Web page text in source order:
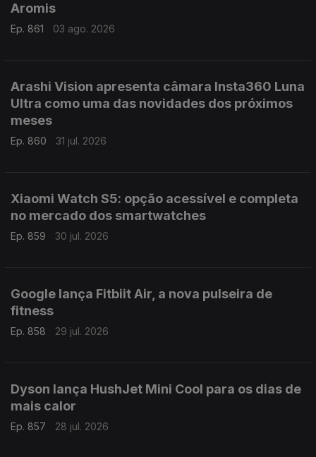
Aromis
Ep. 861 03 ago. 2026
Arashi Vision apresenta câmara Insta360 Luna
Ultra como uma das novidades dos próximos
meses
Ep. 860 31 jul. 2026
Xiaomi Watch S5: opção acessível e completa
no mercado dos smartwatches
Ep. 859 30 jul. 2026
Google lança Fitbiit Air, a nova pulseira de
fitness
Ep. 858 29 jul. 2026
Dyson lança HushJet Mini Cool para os dias de
mais calor
Ep. 857 28 jul. 2026